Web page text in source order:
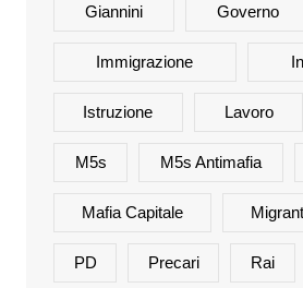
Giannini Governo
Immigrazione
Istruzione Lavoro
M5s M5s Antimafia
Mafia Capitale
PD Precari Rai